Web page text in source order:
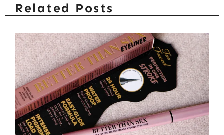
Related Posts